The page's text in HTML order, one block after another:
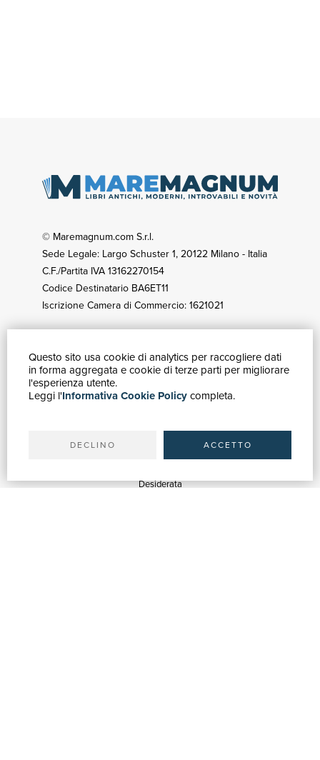
Questo sito usa cookie di analytics per raccogliere dati
in forma aggregata e cookie di terze parti per migliorare
l'esperienza utente.
Leggi l'Informativa Cookie Policycompleta.
DECLINO ACCETTO
© Maremagnum.com S.r.l.
Sede Legale: Largo Schuster 1, 20122 Milano - Italia
C.F./Partita IVA 13162270154
Codice Destinatario BA6ET11
Iscrizione Camera di Commercio: 1621021
GUIDA ACQUISTI
Catalogo
Ricerca avanzata
Spedizioni
Desiderata